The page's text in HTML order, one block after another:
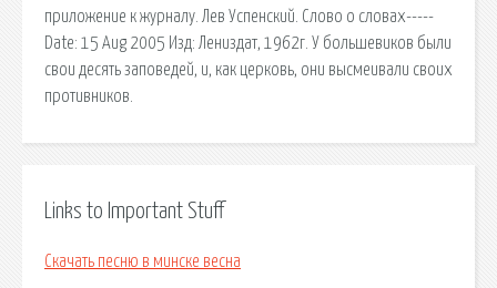
приложение к журналу. Лев Успенский. Слово о словах-----
Date: 15 Aug 2005 Изд: Лениздат, 1962г. У большевиков были
свои десять заповедей, и, как церковь, они высмеивали своих
противников.
Links to Important Stuff
Скачать песню в минске весна